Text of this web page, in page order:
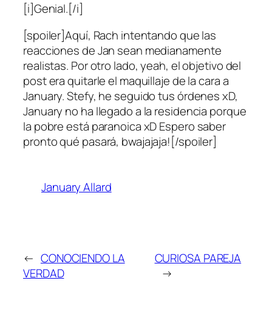
[i]Genial.[/i]
[spoiler]Aquí, Rach intentando que las
reacciones de Jan sean medianamente
realistas. Por otro lado, yeah, el objetivo del
post era quitarle el maquillaje de la cara a
January. Stefy, he seguido tus órdenes xD,
January no ha llegado a la residencia porque
la pobre está paranoica xD Espero saber
pronto qué pasará, bwajajaja![/spoiler]
January Allard
← CONOCIENDO LA
VERDAD
CURIOSA PAREJA
→